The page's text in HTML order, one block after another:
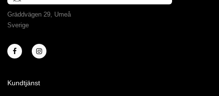
Gräddvägen 29, Umeå
Sverige
Kundtjänst